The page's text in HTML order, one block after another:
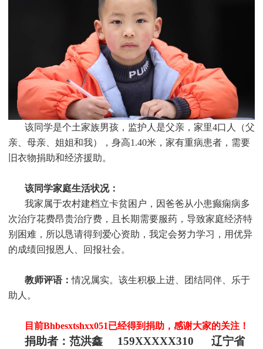
该同学是个土家族男孩，监护人是父亲，家里4口人（父
亲、母亲、姐姐和我），身高1.40米，家有重病患者，需要
旧衣物捐助和经济援助。
该同学家庭生活状况：
我家属于农村建档立卡贫困户，因爸爸从小患癫痫病多
次治疗花费昂贵治疗费，且长期需要服药，导致家庭经济特
别困难，所以恳请得到爱心资助，我定会努力学习，用优异
的成绩回报恩人、回报社会。
教师评语：情况属实。该生积极上进、团结同伴、乐于
助人。
目前Bhbesxtshxx051已经得到捐助，感谢大家的关注！
捐助者： 范洪鑫 159XXXXX310 辽宁省